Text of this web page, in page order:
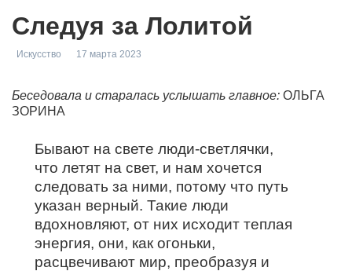
Следуя за Лолитой
Искусство 17 марта 2023
Беседовала и старалась услышать главное: ОЛЬГА
ЗОРИНА
Бывают на свете люди-светлячки,
что летят на свет, и нам хочется
следовать за ними, потому что путь
указан верный. Такие люди
вдохновляют, от них исходит теплая
энергия, они, как огоньки,
расцвечивают мир, преобразуя и